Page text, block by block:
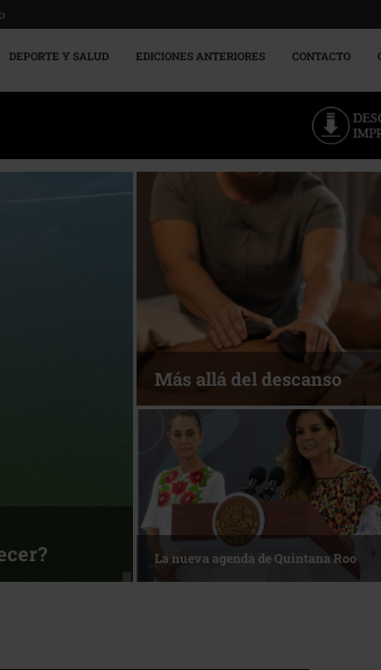
DEPORTE Y SALUD EDICIONES ANTERIORES CONTACTO
Energía que Impulsa la
Reconocimiento de viajeros